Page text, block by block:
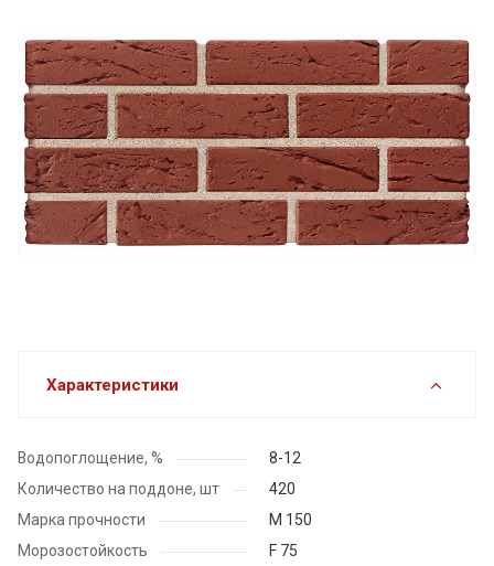
Характеристики
Водопоглощение, %
8-12
Количество на поддоне, шт
420
Марка прочности
М 150
Морозостойкость
F 75